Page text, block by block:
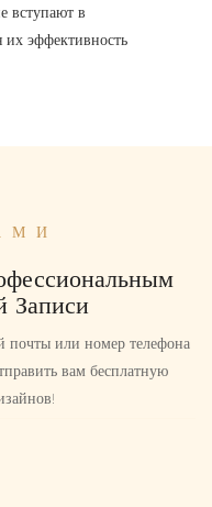
вступают в
их эффективность
Записи
почты или номер телефона
вам бесплатную